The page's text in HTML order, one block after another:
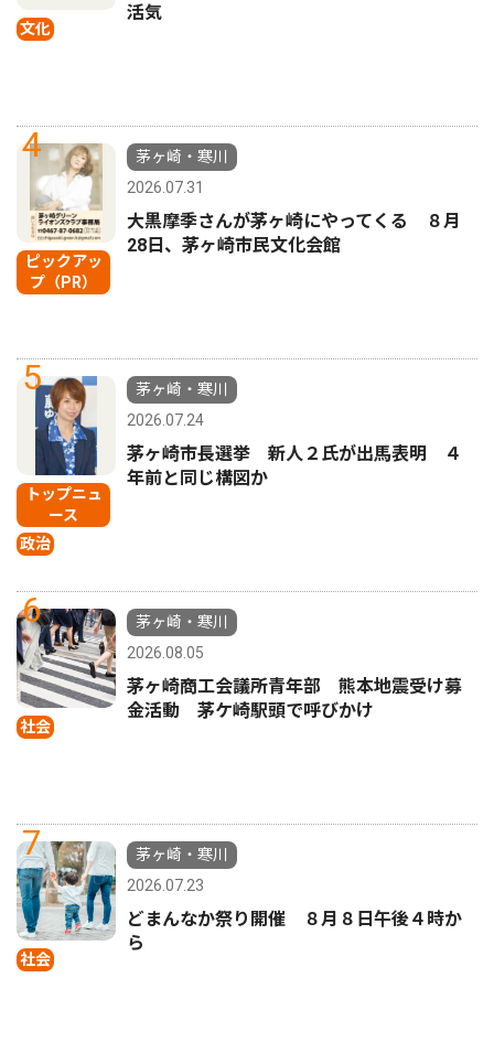
文化
活気
4
ピックアッ
プ（PR）
茅ヶ崎・寒川
2026.07.31
大黒摩季さんが茅ヶ崎にやってくる ８月
28日、茅ヶ崎市民文化会館
5
トップニュ
ース
政治
茅ヶ崎・寒川
2026.07.24
茅ヶ崎市長選挙 新人２氏が出馬表明 ４
年前と同じ構図か
6
社会
茅ヶ崎・寒川
2026.08.05
茅ヶ崎商工会議所青年部 熊本地震受け募
金活動 茅ケ崎駅頭で呼びかけ
7
社会
茅ヶ崎・寒川
2026.07.23
どまんなか祭り開催 ８月８日午後４時か
ら